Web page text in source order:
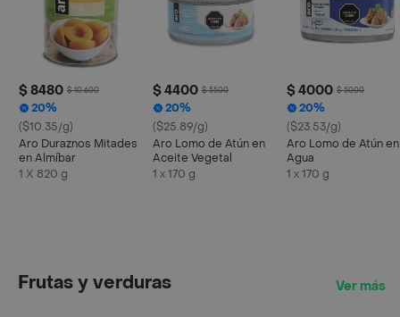
$ 8480 $ 10.600
20%
($10.35/g)
Aro Duraznos Mitades
en Almíbar
1 X 820 g
$ 4400 $ 5500
20%
($25.89/g)
Aro Lomo de Atún en
Aceite Vegetal
1 x 170 g
$ 4000 $ 5000
20%
($23.53/g)
Aro Lomo de Atún en
Agua
1 x 170 g
Frutas y verduras Ver más